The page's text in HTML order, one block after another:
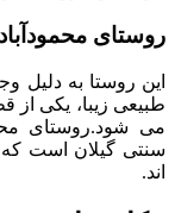
روستای محمودآباد
این روستا به دلیل
طبیعی زیبا، یکی
می شود.روستای
سنتی گیلان است
اند.